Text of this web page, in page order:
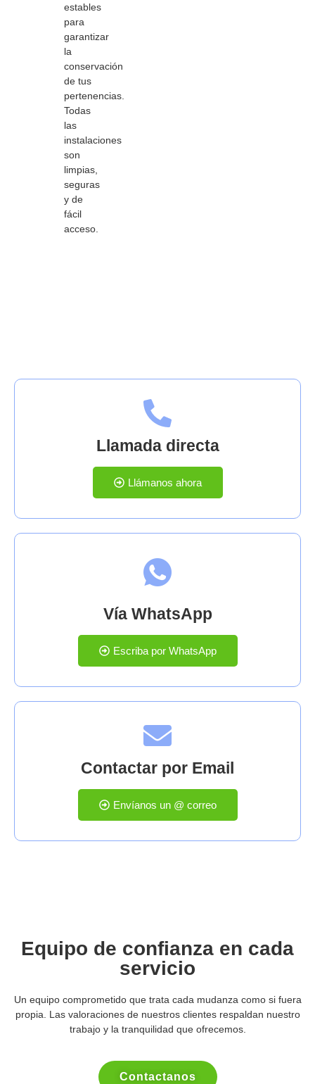
estables
para
garantizar
la
conservación
de tus
pertenencias.
Todas
las
instalaciones
son
limpias,
seguras
y de
fácil
acceso.
Llamada directa
Llámanos ahora
Vía WhatsApp
Escriba por WhatsApp
Contactar por Email
Envíanos un @ correo
Equipo de confianza en cada
servicio
Un equipo comprometido que trata cada mudanza como si fuera
propia. Las valoraciones de nuestros clientes respaldan nuestro
trabajo y la tranquilidad que ofrecemos.
Contactanos